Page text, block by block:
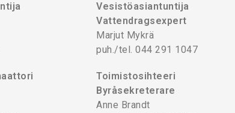
Vesistöasiantuntija
Vattendragsexpert
Marjut Mykrä
puh./tel. 044 291 1047
Toimistosihteeri
Byråsekreterare
Anne Brandt